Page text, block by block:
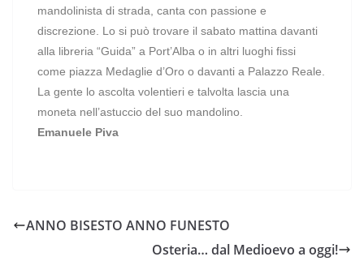
mandolinista di strada, canta con passione e
discrezione. Lo si può trovare il sabato mattina davanti
alla libreria “Guida” a Port’Alba o in altri luoghi fissi
come piazza Medaglie d’Oro o davanti a Palazzo Reale.
La gente lo ascolta volentieri e talvolta lascia una
moneta nell’astuccio del suo mandolino.
Emanuele Piva
ANNO BISESTO ANNO FUNESTO
Osteria… dal Medioevo a oggi!